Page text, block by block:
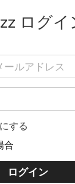
ログイ
する
合